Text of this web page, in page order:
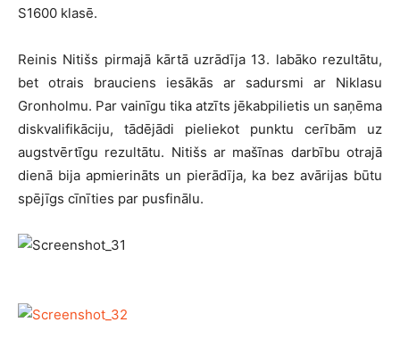
S1600 klasē.
Reinis Nitišs pirmajā kārtā uzrādīja 13. labāko rezultātu,
bet otrais brauciens iesākās ar sadursmi ar Niklasu
Gronholmu. Par vainīgu tika atzīts jēkabpilietis un saņēma
diskvalifikāciju, tādējādi pieliekot punktu cerībām uz
augstvērtīgu rezultātu. Nitišs ar mašīnas darbību otrajā
dienā bija apmierināts un pierādīja, ka bez avārijas būtu
spējīgs cīnīties par pusfinālu.